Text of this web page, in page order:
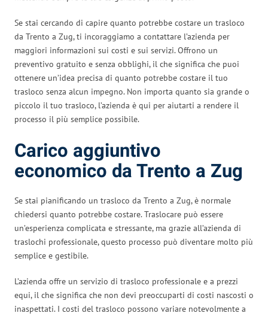
Se stai cercando di capire quanto potrebbe costare un trasloco
da Trento a Zug, ti incoraggiamo a contattare l’azienda per
maggiori informazioni sui costi e sui servizi. Offrono un
preventivo gratuito e senza obblighi, il che significa che puoi
ottenere un’idea precisa di quanto potrebbe costare il tuo
trasloco senza alcun impegno. Non importa quanto sia grande o
piccolo il tuo trasloco, l’azienda è qui per aiutarti a rendere il
processo il più semplice possibile.
Carico aggiuntivo
economico da Trento a Zug
Se stai pianificando un trasloco da Trento a Zug, è normale
chiedersi quanto potrebbe costare. Traslocare può essere
un’esperienza complicata e stressante, ma grazie all’azienda di
traslochi professionale, questo processo può diventare molto più
semplice e gestibile.
L’azienda offre un servizio di trasloco professionale e a prezzi
equi, il che significa che non devi preoccuparti di costi nascosti o
inaspettati. I costi del trasloco possono variare notevolmente a